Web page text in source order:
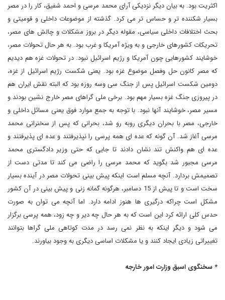
اکثریت بود. به بیان دیگر نزدیکی آرای محمد مرسی و احمد شفیق، کار را در مصر
بسیار شکننده تر و حساس تر می کرد. گذشته از موضوعات داخلی و قومیتی و
بحث اختلافات داخلی سیاسی، مقوله دیگر در بروز مشکلات و چالش های مصر،
تحریکات کشورهای خارجی و به ویژه آمریکا و غرب بود. به هر حال تحولات مصر،
خوشایند کشورهایی چون آمریکا و رژیم اسرائیل نبود. در تحولات غزه هم دیدیم
که مصر کانون حل وفصل موضوع غزه بود. یعنی شکست رژیم اسرائیل از غزه،
دومین شکست اسرائیل پس از جنگ سی وسه روزه بود که البته نقش ایران هم
در پیروزی جنگ غزه بسیار مهم بود. برخی ملی گراهای مصر خارج نشین بودند و
مسیر مصر، خوشایند آنها نبود. با توجه به جمع موارد فوق یعنی مسائل داخلی و
خارجی، مصر با بحران دیگری روبه رو شد، بحرانی که پس از سخنرانی محمد
مرسی آغاز شد. آن گونه که عده ای همه پرسی را نپذیرفتند و عده ای پذیرفتند و
عده ای هم واکنش تند نشان دادند تا جایی که حتی وزیر دادگستری محمد
مرسی مجبور شد بگوید که محمد مرسی را راضی می کند تا مدتی دست از
تصمیمش بردارد. آنچه مسلم است اینکه پیش بینی تحولات مصر در آینده بسیار
سخت است و تا پیش از 15 دسامبر، هرگونه گمانه زنی و پیش بینی در آن کشور
مشکل است چراکه درگیری ها هنوز ادامه دارد. اما آنچه می توان به صورت
حدس کلی ارائه کرد این است که به هر حال چه دیر و چه زود، همه پرسی برگزار
می شود و دیگر اینکه به نظر نمی رسد در مدت کوتاهی ملی گراها بتوانند
تغییراتی زیادی ایجاد کنند و یا مشکلات اساسی دیگری به وجود بیاورند.
* سخنگوی اسبق وزارت امور خارجه